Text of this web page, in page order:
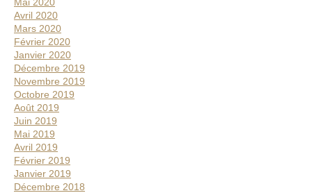
Avril 2020
Mars 2020
Février 2020
Janvier 2020
Décembre 2019
Novembre 2019
Octobre 2019
Août 2019
Juin 2019
Mai 2019
Avril 2019
Février 2019
Janvier 2019
Décembre 2018